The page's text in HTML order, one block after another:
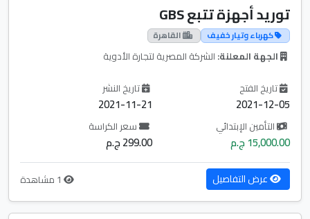
توريد أجهزة تتبع GBS
كهرباء وتيار خفيف القاهرة
الجهة المعلنة: الشركة المصرية لتجارة الأدوية
تاريخ الفتح
2021-12-05
تاريخ النشر
2021-11-21
التأمين الإبتدائي
15,000.00 ج.م
سعر الكراسة
299.00 ج.م
عرض التفاصيل